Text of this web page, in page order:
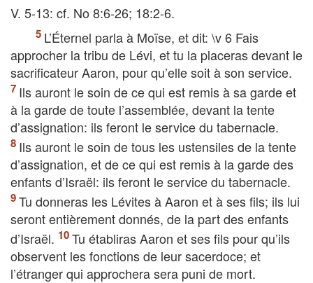
V. 5-13: cf. No 8:6-26; 18:2-6.
L’Éternel parla à Moïse, et dit: \v 6 Fais
approcher la tribu de Lévi, et tu la placeras devant le
sacrificateur Aaron, pour qu’elle soit à son service.
Ils auront le soin de ce qui est remis à sa garde et
à la garde de toute l’assemblée, devant la tente
d’assignation: ils feront le service du tabernacle.
Ils auront le soin de tous les ustensiles de la tente
d’assignation, et de ce qui est remis à la garde des
enfants d’Israël: ils feront le service du tabernacle.
Tu donneras les Lévites à Aaron et à ses fils; ils lui
seront entièrement donnés, de la part des enfants
d’Israël.
Tu établiras Aaron et ses fils pour qu’ils
observent les fonctions de leur sacerdoce; et
l’étranger qui approchera sera puni de mort.